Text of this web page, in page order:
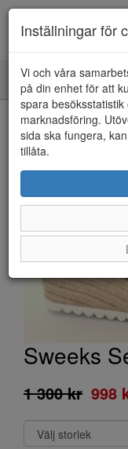
Toggle
navigation
HEM
Sweeks
1 300 kr 998
Inställningar för
Vi och våra
på din enhet för att
spara
marknadsföring.
sida ska fungera,
tillåta.